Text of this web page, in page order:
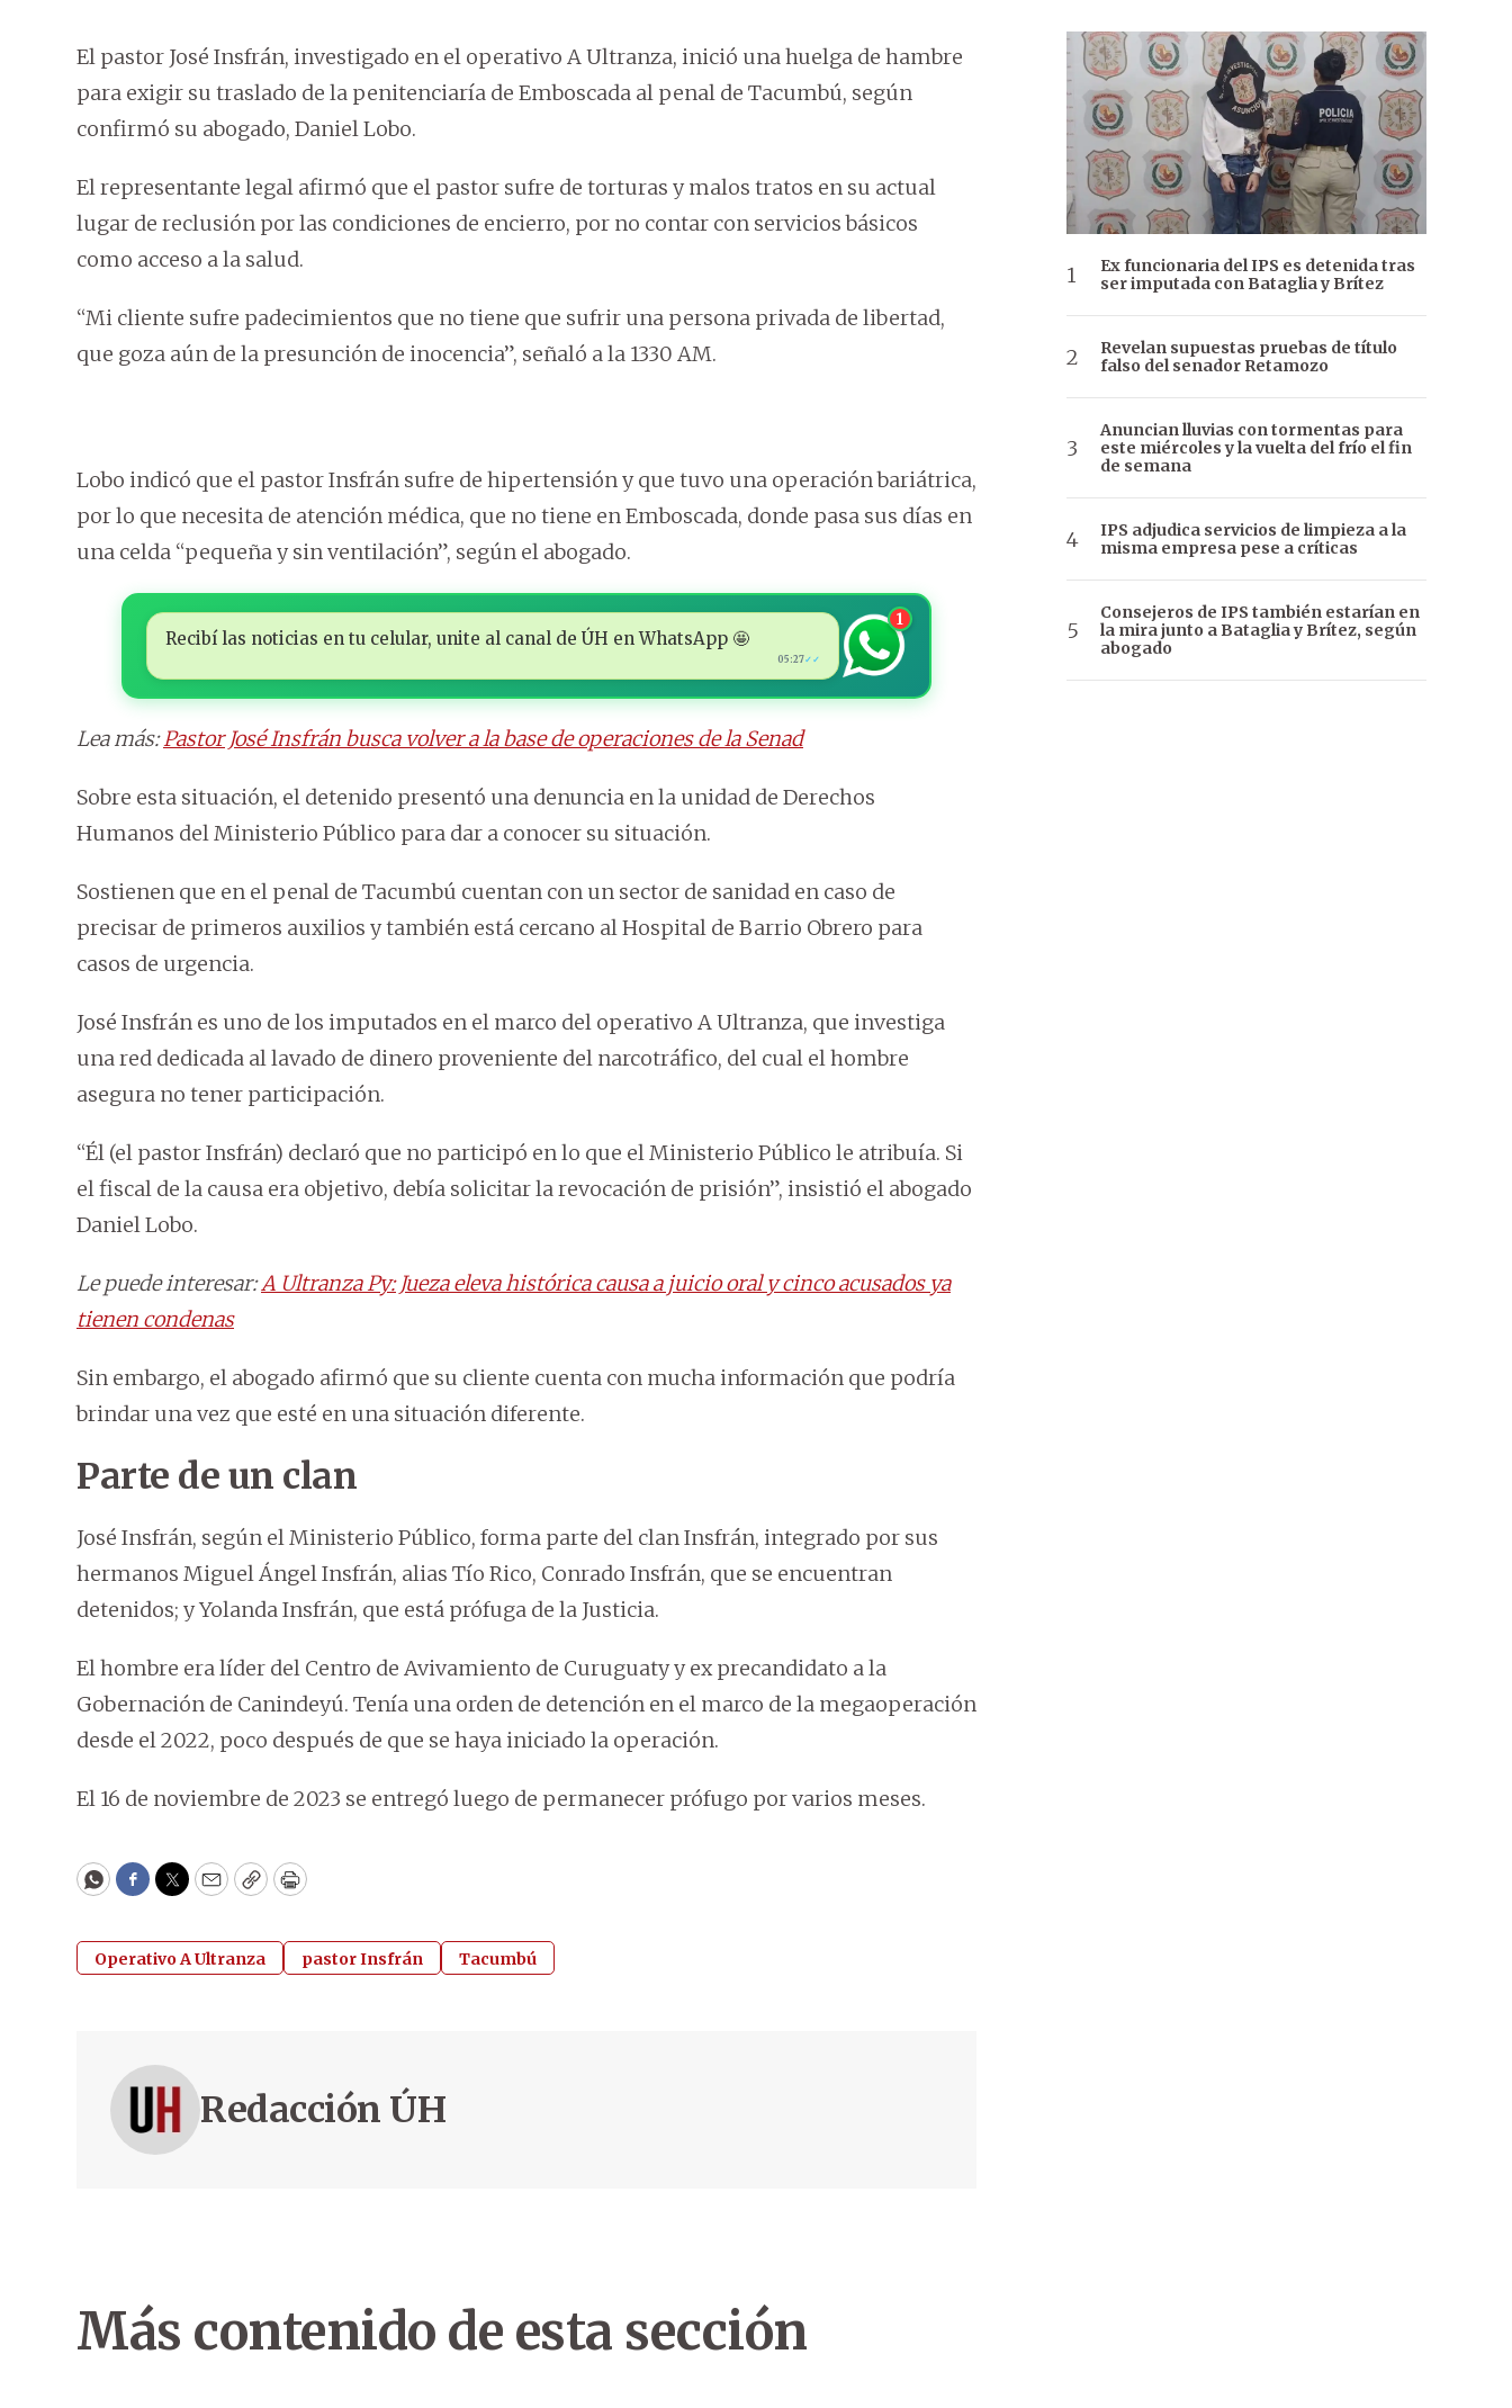
El pastor José Insfrán, investigado en el operativo A Ultranza, inició una huelga de hambre
para exigir su traslado de la penitenciaría de Emboscada al penal de Tacumbú, según
confirmó su abogado, Daniel Lobo.
El representante legal afirmó que el pastor sufre de torturas y malos tratos en su actual
lugar de reclusión por las condiciones de encierro, por no contar con servicios básicos
como acceso a la salud.
“Mi cliente sufre padecimientos que no tiene que sufrir una persona privada de libertad,
que goza aún de la presunción de inocencia”, señaló a la 1330 AM.
Lobo indicó que el pastor Insfrán sufre de hipertensión y que tuvo una operación bariátrica,
por lo que necesita de atención médica, que no tiene en Emboscada, donde pasa sus días en
una celda “pequeña y sin ventilación”, según el abogado.
Recibí las noticias en tu celular, unite al canal de ÚH en WhatsApp 🤩
05:27✓✓
1
Lea más:Pastor José Insfrán busca volver a la base de operaciones de la Senad
Sobre esta situación, el detenido presentó una denuncia en la unidad de Derechos
Humanos del Ministerio Público para dar a conocer su situación.
Sostienen que en el penal de Tacumbú cuentan con un sector de sanidad en caso de
precisar de primeros auxilios y también está cercano al Hospital de Barrio Obrero para
casos de urgencia.
José Insfrán es uno de los imputados en el marco del operativo A Ultranza, que investiga
una red dedicada al lavado de dinero proveniente del narcotráfico, del cual el hombre
asegura no tener participación.
“Él (el pastor Insfrán) declaró que no participó en lo que el Ministerio Público le atribuía. Si
el fiscal de la causa era objetivo, debía solicitar la revocación de prisión”, insistió el abogado
Daniel Lobo.
Le puede interesar:A Ultranza Py: Jueza eleva histórica causa a juicio oral y cinco acusados ya
tienen condenas
Sin embargo, el abogado afirmó que su cliente cuenta con mucha información que podría
brindar una vez que esté en una situación diferente.
Parte de un clan
José Insfrán, según el Ministerio Público, forma parte del clan Insfrán, integrado por sus
hermanos Miguel Ángel Insfrán, alias Tío Rico, Conrado Insfrán, que se encuentran
detenidos; y Yolanda Insfrán, que está prófuga de la Justicia.
El hombre era líder del Centro de Avivamiento de Curuguaty y ex precandidato a la
Gobernación de Canindeyú. Tenía una orden de detención en el marco de la megaoperación
desde el 2022, poco después de que se haya iniciado la operación.
El 16 de noviembre de 2023 se entregó luego de permanecer prófugo por varios meses.
WhatsApp
Facebook
Twitter
EmailCopyPrint
Operativo A Ultranza pastor Insfrán Tacumbú
Redacción ÚH
Ex funcionaria del IPS es detenida tras
ser imputada con Bataglia y Brítez
Revelan supuestas pruebas de título
falso del senador Retamozo
Anuncian lluvias con tormentas para
este miércoles y la vuelta del frío el fin
de semana
IPS adjudica servicios de limpieza a la
misma empresa pese a críticas
Consejeros de IPS también estarían en
la mira junto a Bataglia y Brítez, según
abogado
Más contenido de esta sección